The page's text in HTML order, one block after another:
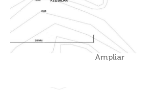
Ampliar